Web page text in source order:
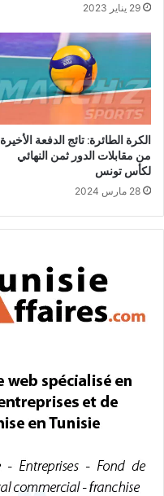
29 يناير 2023
الكرة الطائرة: تائج الدفعة الأخيرة
من مقابلات الدور ثمن النهائي
لكأس تونس
28 مارس 2024